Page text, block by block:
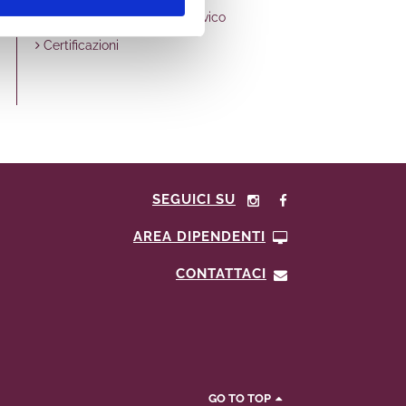
Altri contenuti - Accesso civico
Certificazioni
SEGUICI SU
AREA DIPENDENTI
CONTATTACI
GO TO TOP